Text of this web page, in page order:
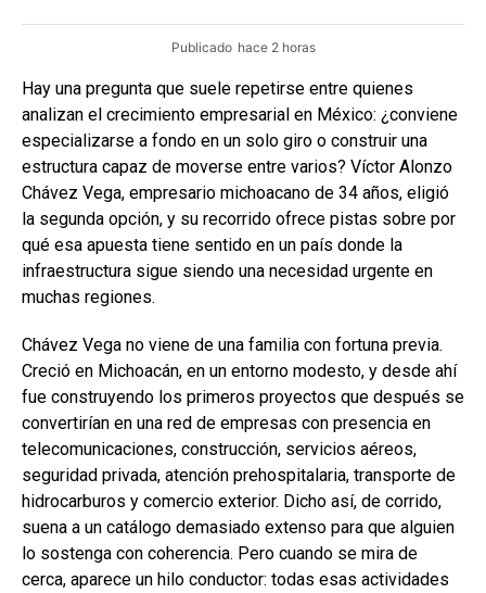
Publicado hace 2 horas
Hay una pregunta que suele repetirse entre quienes
analizan el crecimiento empresarial en México: ¿conviene
especializarse a fondo en un solo giro o construir una
estructura capaz de moverse entre varios? Víctor Alonzo
Chávez Vega, empresario michoacano de 34 años, eligió
la segunda opción, y su recorrido ofrece pistas sobre por
qué esa apuesta tiene sentido en un país donde la
infraestructura sigue siendo una necesidad urgente en
muchas regiones.
Chávez Vega no viene de una familia con fortuna previa.
Creció en Michoacán, en un entorno modesto, y desde ahí
fue construyendo los primeros proyectos que después se
convertirían en una red de empresas con presencia en
telecomunicaciones, construcción, servicios aéreos,
seguridad privada, atención prehospitalaria, transporte de
hidrocarburos y comercio exterior. Dicho así, de corrido,
suena a un catálogo demasiado extenso para que alguien
lo sostenga con coherencia. Pero cuando se mira de
cerca, aparece un hilo conductor: todas esas actividades